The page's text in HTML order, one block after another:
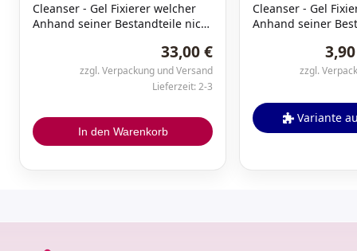
Cleanser - Gel Fixierer welcher
Anhand seiner Bestandteile nicht
beeinflusst. Cleanser kann auch
genutzt werden um Pinsel und
den Spiegel der UV Lampe zu
33,00 €
zzgl. Verpackung und Versand
Lieferzeit: 2-3
In den Warenkorb
Cleanser - Gel
Anhand seiner
beeinflusst.
genutzt werden
reinigen.
zzgl.
Variante